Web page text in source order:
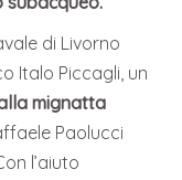
di Livorno
Italo Piccagli, un
mignatta
Paolucci
l’aiuto